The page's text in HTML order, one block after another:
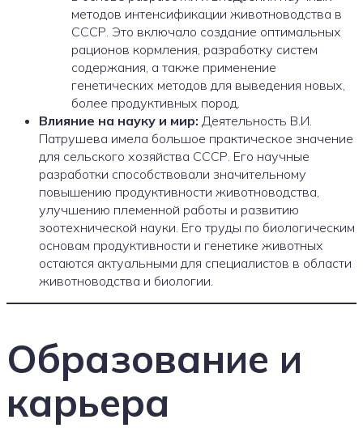
методов интенсификации животноводства в
СССР. Это включало создание оптимальных
рационов кормления, разработку систем
содержания, а также применение
генетических методов для выведения новых,
более продуктивных пород.
Влияние на науку и мир: Деятельность В.И.
Патрушева имела большое практическое значение
для сельского хозяйства СССР. Его научные
разработки способствовали значительному
повышению продуктивности животноводства,
улучшению племенной работы и развитию
зоотехнической науки. Его труды по биологическим
основам продуктивности и генетике животных
остаются актуальными для специалистов в области
животноводства и биологии.
Образование и
карьера